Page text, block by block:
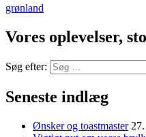
grønland
Vores oplevelser,
Søg efter:
Seneste indlæg
Ønsker og toastmaster